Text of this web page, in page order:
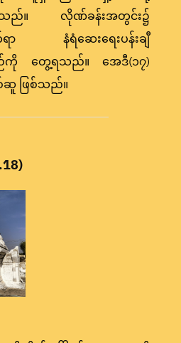
သည်။ လိုဏ်ခန်းအတွင်း၌
ရာ နံရံဆေးရေးပန်းချီ
ကို တွေ့ရသည်။ အေဒီ(၁၇)
ဆူ ဖြစ်သည်။